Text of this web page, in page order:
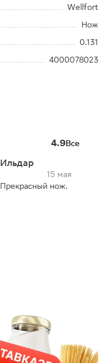
Wellfort
Нож
0.131
4000078023
4.9Все
Ильдар
15 мая
Прекрасный нож.